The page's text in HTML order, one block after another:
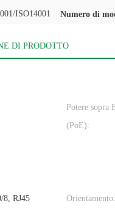
ISO14001 Numero di
DI PRODOTTO
Potere sopra
(PoE):
8, RJ45 Orientamento: